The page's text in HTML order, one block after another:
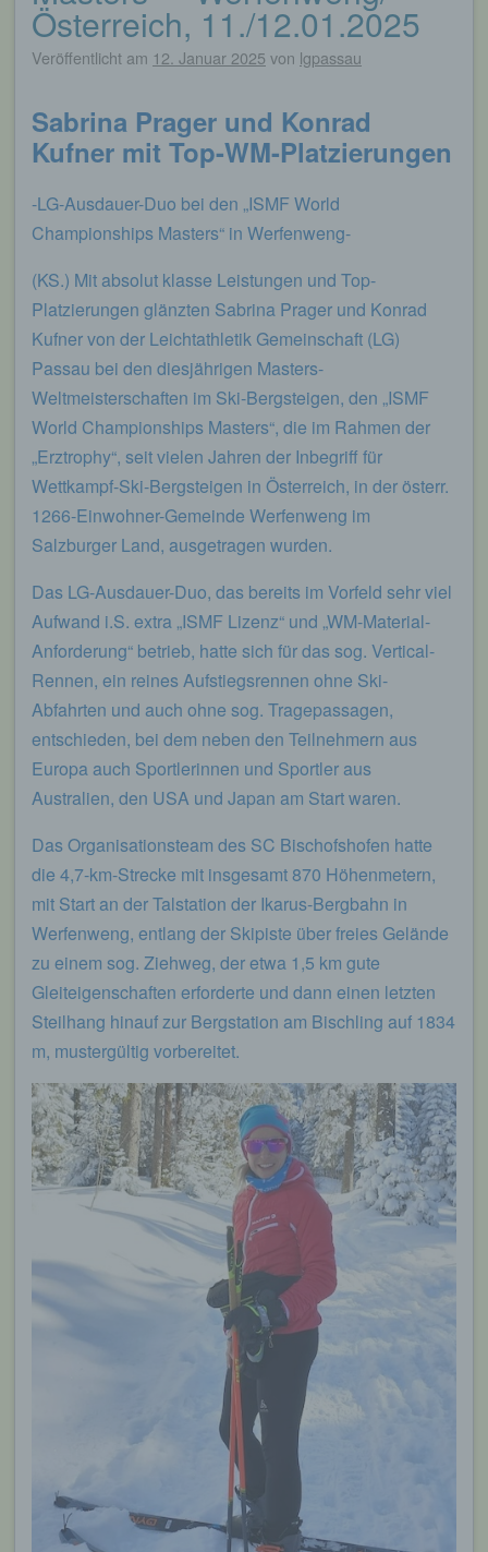
Österreich, 11./12.01.2025
Veröffentlicht am 12. Januar 2025 von lgpassau
Sabrina Prager und Konrad
Kufner mit Top-WM-Platzierungen
-LG-Ausdauer-Duo bei den „ISMF World
Championships Masters“ in Werfenweng-
(KS.) Mit absolut klasse Leistungen und Top-
Platzierungen glänzten Sabrina Prager und Konrad
Kufner von der Leichtathletik Gemeinschaft (LG)
Passau bei den diesjährigen Masters-
Weltmeisterschaften im Ski-Bergsteigen, den „ISMF
World Championships Masters“, die im Rahmen der
„Erztrophy“, seit vielen Jahren der Inbegriff für
Wettkampf-Ski-Bergsteigen in Österreich, in der österr.
1266-Einwohner-Gemeinde Werfenweng im
Salzburger Land, ausgetragen wurden.
Das LG-Ausdauer-Duo, das bereits im Vorfeld sehr viel
Aufwand i.S. extra „ISMF Lizenz“ und „WM-Material-
Anforderung“ betrieb, hatte sich für das sog. Vertical-
Rennen, ein reines Aufstiegsrennen ohne Ski-
Abfahrten und auch ohne sog. Tragepassagen,
entschieden, bei dem neben den Teilnehmern aus
Europa auch Sportlerinnen und Sportler aus
Australien, den USA und Japan am Start waren.
Das Organisationsteam des SC Bischofshofen hatte
die 4,7-km-Strecke mit insgesamt 870 Höhenmetern,
mit Start an der Talstation der Ikarus-Bergbahn in
Werfenweng, entlang der Skipiste über freies Gelände
zu einem sog. Ziehweg, der etwa 1,5 km gute
Gleiteigenschaften erforderte und dann einen letzten
Steilhang hinauf zur Bergstation am Bischling auf 1834
m, mustergültig vorbereitet.